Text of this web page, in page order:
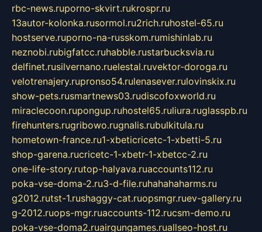
rbc-news.ruporno-skvirt.rukrospr.ru
13autor-kolonka.rusormol.ru2rich.ruhostel-65.ru
hostserve.ruporno-na-russkom.rumishinlab.ru
neznobi.rubigfatcc.ruhabble.rustarbucksvia.ru
delfinet.rusilvernano.ruelestal.ruvektor-doroga.ru
velotrenajery.rupronso54.rulenasever.rulovinskix.ru
show-pets.rusmartnews03.rudiscofoxworld.ru
miraclecoon.rupongup.ruhostel65.ruliura.ruglasspb.ru
firehunters.rugribowo.rugnalis.rubulkitula.ru
hometown-france.ru1-xbeticricetc-1-xbetti-5.ru
shop-garena.rucricetc-1-xbetr-1-xbetcc-2.ru
one-life-story.rutop-halyava.ruaccounts112.ru
poka-vse-doma-2.ru3-d-file.ruhahahaharms.ru
g2012.rutst-1.rushaggy-cat.ruopsmgr.ruev-gallery.ru
g-2012.ruops-mgr.ruaccounts-112.rucsm-demo.ru
poka-vse-doma2.ruairgungames.ruallseo-host.ru